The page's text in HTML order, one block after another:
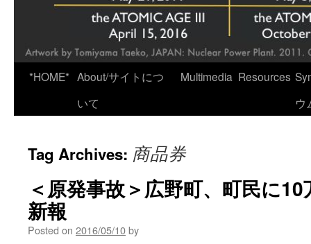
*HOME* About/サイトにつ
いて
Multimedia Resources
ウ
Tag Archives: 商品券
＜原発事故＞広野町、町民に
新報
Posted on 2016/05/10by